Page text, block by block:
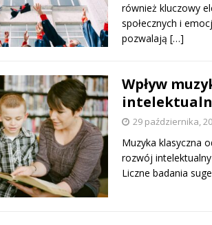
również kluczowy
społecznych i
pozwalają […]
Wpływ
29 października,
Muzyka klasyczna
rozwój
Liczne badania